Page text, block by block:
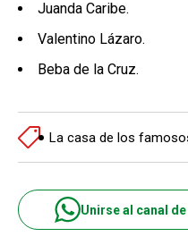
Juanda Caribe.
Valentino Lázaro.
Beba de la Cruz.
La casa de los
Unirse al canal